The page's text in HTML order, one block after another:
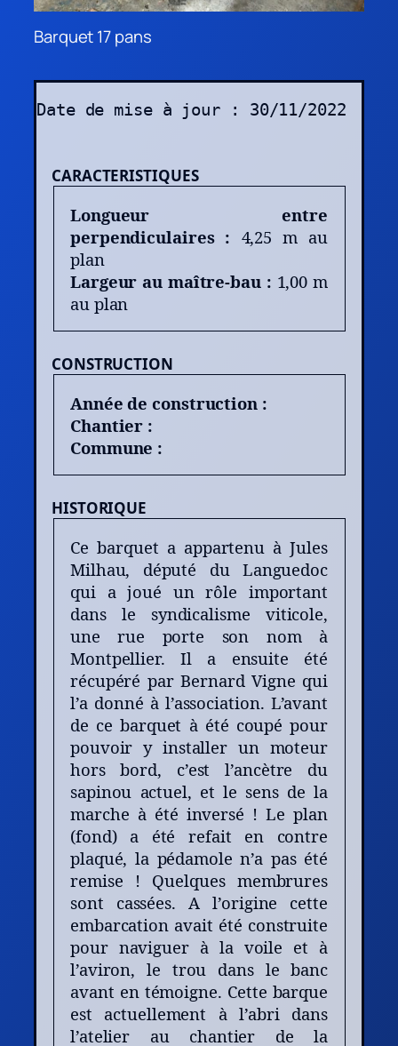
Barquet 17 pans
Date de mise à jour : 30/11/2022
CARACTERISTIQUES
Longueur entre
perpendiculaires : 4,25 m au
plan
Largeur au maître-bau : 1,00 m
au plan
CONSTRUCTION
Année de construction :
Chantier :
Commune :
HISTORIQUE
Ce barquet a appartenu à Jules
Milhau, député du Languedoc
qui a joué un rôle important
dans le syndicalisme viticole,
une rue porte son nom à
Montpellier. Il a ensuite été
récupéré par Bernard Vigne qui
l’a donné à l’association. L’avant
de ce barquet à été coupé pour
pouvoir y installer un moteur
hors bord, c’est l’ancètre du
sapinou actuel, et le sens de la
marche à été inversé ! Le plan
(fond) a été refait en contre
plaqué, la pédamole n’a pas été
remise ! Quelques membrures
sont cassées. A l’origine cette
embarcation avait été construite
pour naviguer à la voile et à
l’aviron, le trou dans le banc
avant en témoigne. Cette barque
est actuellement à l’abri dans
l’atelier au chantier de la